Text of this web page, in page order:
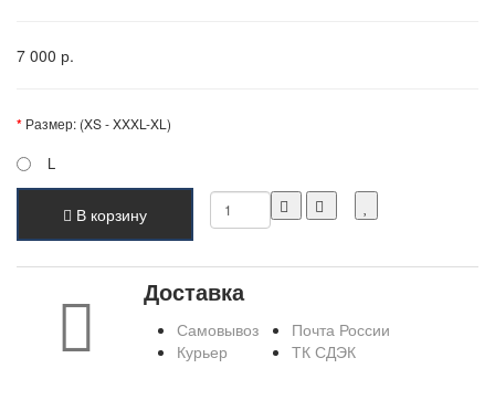
7 000 р.
Размер: (XS - XXXL-XL)
L
В корзину
Доставка
Самовывоз
Курьер
Почта России
ТК СДЭК